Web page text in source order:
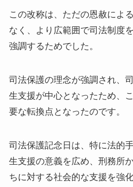
この改称は、ただの恩赦によ
なく、より広範囲で司法制度
強調するためでした。
司法保護の理念が強調され、
生支援が中心となったため、
要な転換点となったのです。
司法保護記念日は、特に法的
生支援の意義を広め、刑務所
ちに対する社会的な支援を強